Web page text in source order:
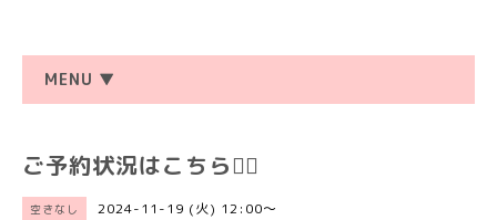
MENU ▼
ご予約状況はこちら💁‍♀️
空きなし 2024-11-19 (火) 12:00～